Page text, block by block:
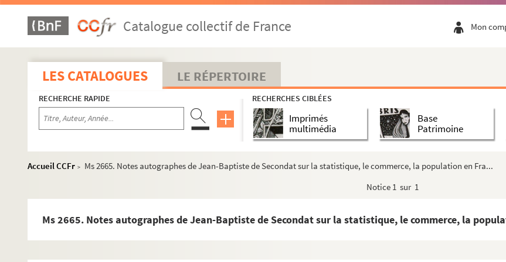
Catalogue collectif de France Mon
LES CATALOGUES LE RÉPERTOIRE
RECHERCHE RAPIDE RECHERCHES CIBLÉES
Imprimés
multimédia
Base
Patrimoine
Accueil CCFr >
Ms 2665. Notes autographes de Jean-Baptiste de Secondat sur la statistique, le commerce, la population en Fra...
Notice 1 sur 1
Ms 2665. Notes autographes de Jean-Baptiste de Secondat sur la statistique, le commerce, la
Ms 2637. Notes de droit réunies par Jean-Baptiste de Secondat.
Ms 2638. Notes, en partie autographes de Jean-Baptiste de Secondat sur les eaux minérales des Pyrénées et les...
Ms 2639. Notes de Jean-Baptiste de Secondat sur la physique : "Observations pour déterminer la densité des li...
Ms 2640. Note autographe de Jean-Baptiste de Secondat sur la neige fondue.
Ms 2641. Notes autographes, de Jean-Baptiste de Secondat sur la physique : "Dissertation sur l'augmentation d...
Ms 2642. Notes, en partie autographes, de Jean-Baptiste de Secondat sur la physique : "Observations thermomét...
Ms 2643. Notes, en partie autographes de Jean-Baptiste de Secondat sur la physique.
Ms 2644. Notes, en partie autographes, de Jean-Baptiste de Secondat sur l'eau de mer et sur l'eau douce.
Ms 2648. Notes, en partie autographes, de Jean-Baptiste de Secondat sur la physique : "Observations faites pe...